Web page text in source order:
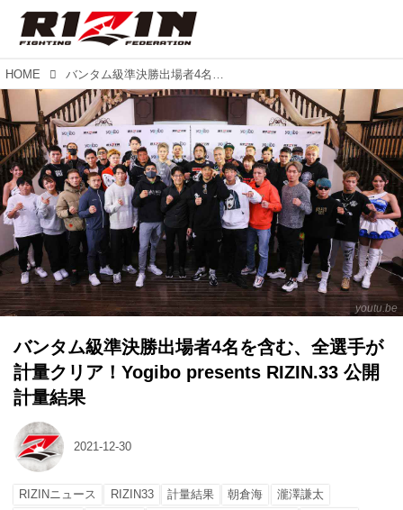
HOME バンタム級準決勝出場者4名を含む、全選手が計量クリア！Yogibo presents RIZIN.33 公開計量結果
youtu.be
バンタム級準決勝出場者4名を含む、全選手が
計量クリア！Yogibo presents RIZIN.33 公開
計量結果
2021-12-30
RIZINニュース RIZIN33 計量結果 朝倉海
瀧澤謙太